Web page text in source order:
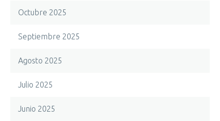
Octubre 2025
Septiembre 2025
Agosto 2025
Julio 2025
Junio 2025